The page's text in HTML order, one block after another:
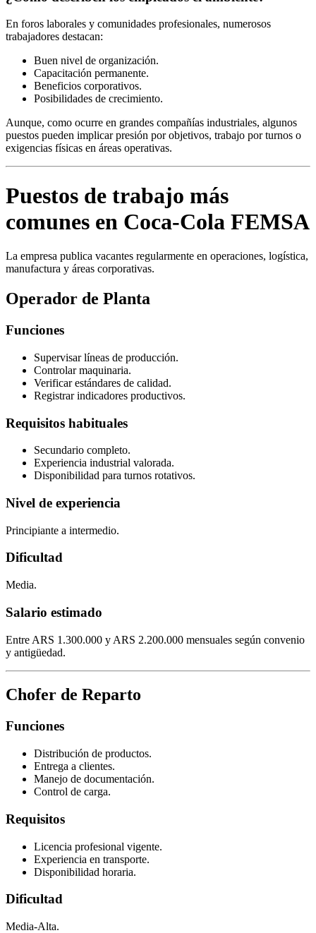
En foros laborales y comunidades profesionales, numerosos
trabajadores destacan:
Buen nivel de organización.
Capacitación permanente.
Beneficios corporativos.
Posibilidades de crecimiento.
Aunque, como ocurre en grandes compañías industriales, algunos
puestos pueden implicar presión por objetivos, trabajo por turnos o
exigencias físicas en áreas operativas.
Puestos de trabajo más
comunes en Coca-Cola FEMSA
La empresa publica vacantes regularmente en operaciones, logística,
manufactura y áreas corporativas.
Operador de Planta
Funciones
Supervisar líneas de producción.
Controlar maquinaria.
Verificar estándares de calidad.
Registrar indicadores productivos.
Requisitos habituales
Secundario completo.
Experiencia industrial valorada.
Disponibilidad para turnos rotativos.
Nivel de experiencia
Principiante a intermedio.
Dificultad
Media.
Salario estimado
Entre ARS 1.300.000 y ARS 2.200.000 mensuales según convenio
y antigüedad.
Chofer de Reparto
Funciones
Distribución de productos.
Entrega a clientes.
Manejo de documentación.
Control de carga.
Requisitos
Licencia profesional vigente.
Experiencia en transporte.
Disponibilidad horaria.
Dificultad
Media-Alta.